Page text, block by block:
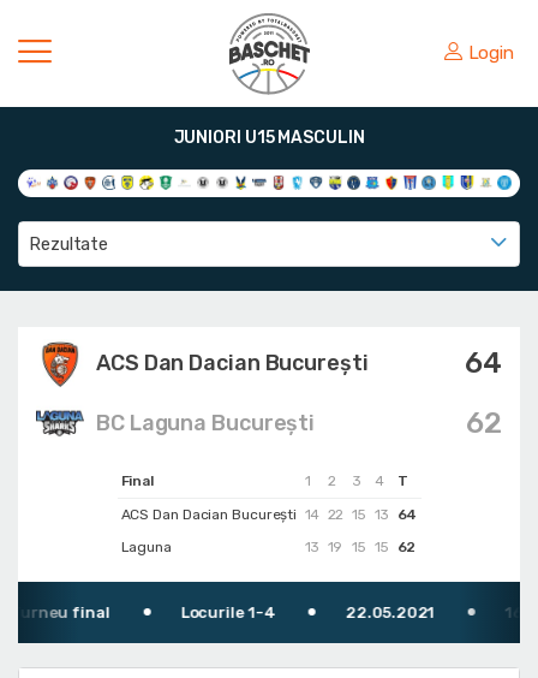
Login
JUNIORI U15 MASCULIN
Rezultate
ACS Dan Dacian Bucureşti 64
Final 1 2 3 4
T
ACS Dan Dacian Bucureşti 14 22 15 13
64
Laguna
13 19 15 15 62
62
BC Laguna București
final Locurile 1-4 22.05.2021 16:00